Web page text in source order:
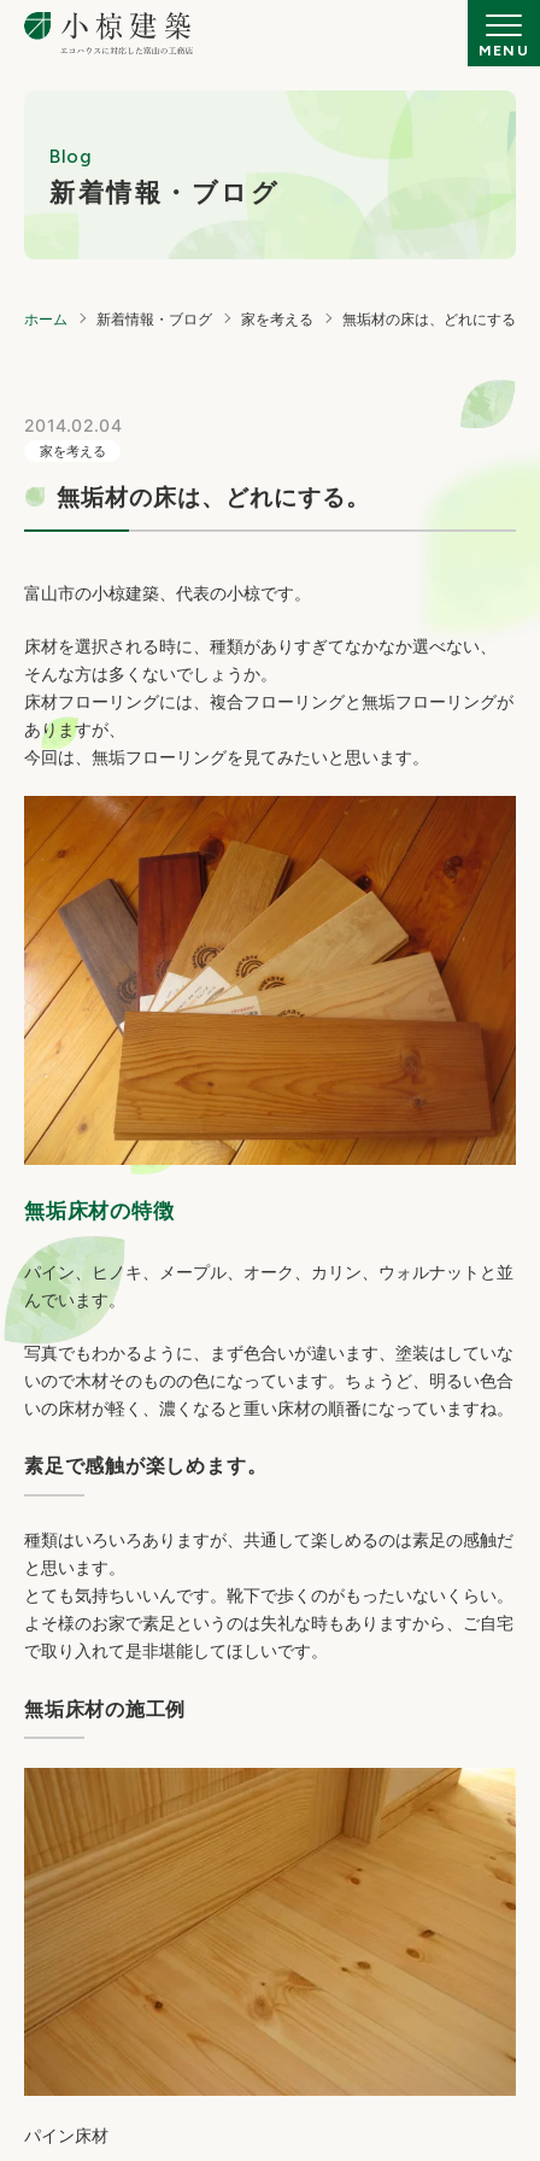
Blog
新着情報・ブログ
ホーム 新着情報・ブログ 家を考える 無垢材の床は、どれにする。
2014.02.04
家を考える
無垢材の床は、どれにする。
富山市の小椋建築、代表の小椋です。
床材を選択される時に、種類がありすぎてなかなか選べない、
そんな方は多くないでしょうか。
床材フローリングには、複合フローリングと無垢フローリングが
ありますが、
今回は、無垢フローリングを見てみたいと思います。
無垢床材の特徴
パイン、ヒノキ、メープル、オーク、カリン、ウォルナットと並
んでいます。
写真でもわかるように、まず色合いが違います、塗装はしていな
いので木材そのものの色になっています。ちょうど、明るい色合
いの床材が軽く、濃くなると重い床材の順番になっていますね。
素足で感触が楽しめます。
種類はいろいろありますが、共通して楽しめるのは素足の感触だ
と思います。
とても気持ちいいんです。靴下で歩くのがもったいないくらい。
よそ様のお家で素足というのは失礼な時もありますから、ご自宅
で取り入れて是非堪能してほしいです。
無垢床材の施工例
パイン床材